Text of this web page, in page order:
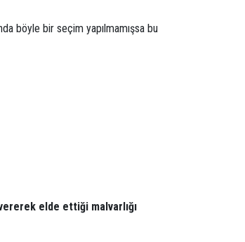
böyle bir seçim yapılmamışsa bu
elde ettiği malvarlığı